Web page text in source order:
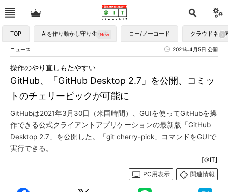
TOP AIを作り動かし守り生かす ロー/ノーコード クラウドネイ
ニュース 2021年4月5日 公開
GitHub、「GitHub Desktop 2.7」を公開、コミッ
トのチェリーピックが可能に
操作のやり直しもたやすい
GitHubは2021年3月30日（米国時間）、GUIを使ってGitHubを操
作できる公式クライアントアプリケーションの最新版「GitHub
Desktop 2.7」を公開した。「git cherry-pick」コマンドをGUIで
実行できる。
[＠IT]
PC用表示
関連情報